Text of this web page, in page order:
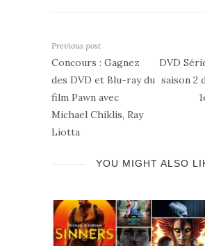
Previous post
Concours : Gagnez
des DVD et Blu-ray du
film Pawn avec
Michael Chiklis, Ray
Liotta
DVD
saison 2
YOU MIGHT ALSO